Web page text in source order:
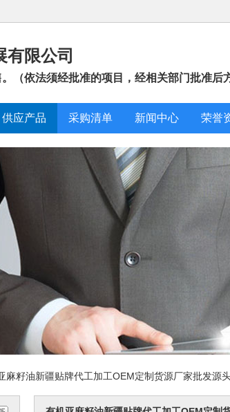
有限公司
（依法须经批准的项目，经相关部门批准后
供应产品 采购清单 新闻中心 荣誉
麻籽油新疆贴牌代工加工OEM定制货源厂家批发源